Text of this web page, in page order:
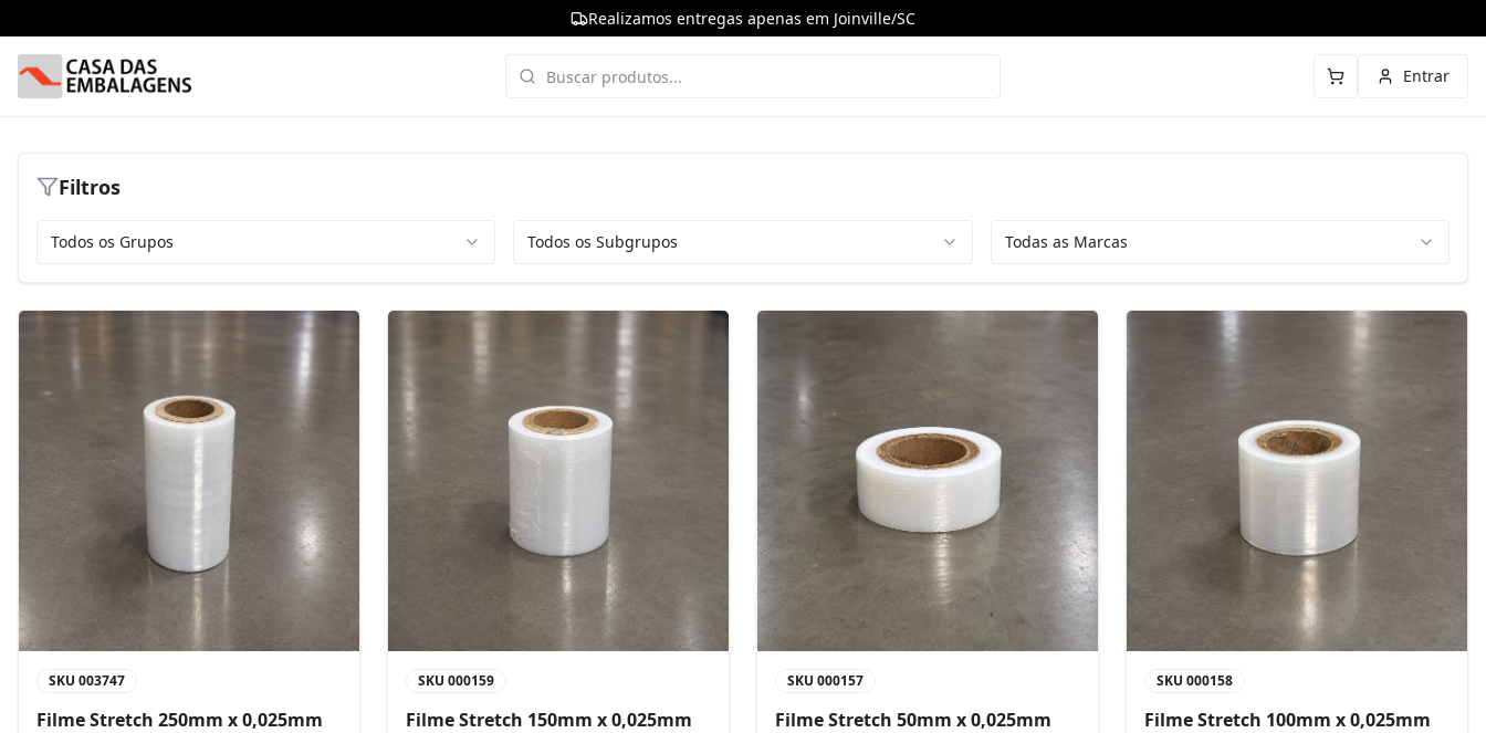
Realizamos entregas apenas em Joinville/SC
Entrar
Filtros
Todos os Grupos Todos os Subgrupos Todas as Marcas
SKU 003747
Filme Stretch 250mm x 0,025mm
SKU 000159
Filme Stretch 150mm x 0,025mm
SKU 000157
Filme Stretch 50mm x 0,025mm
SKU 000158
Filme Stretch 100mm x 0,025mm